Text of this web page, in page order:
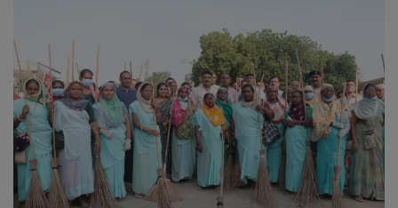
રાશિફળ
ગુનાખોરી
બોલિવૂડ
સ્વાસ્થ્ય